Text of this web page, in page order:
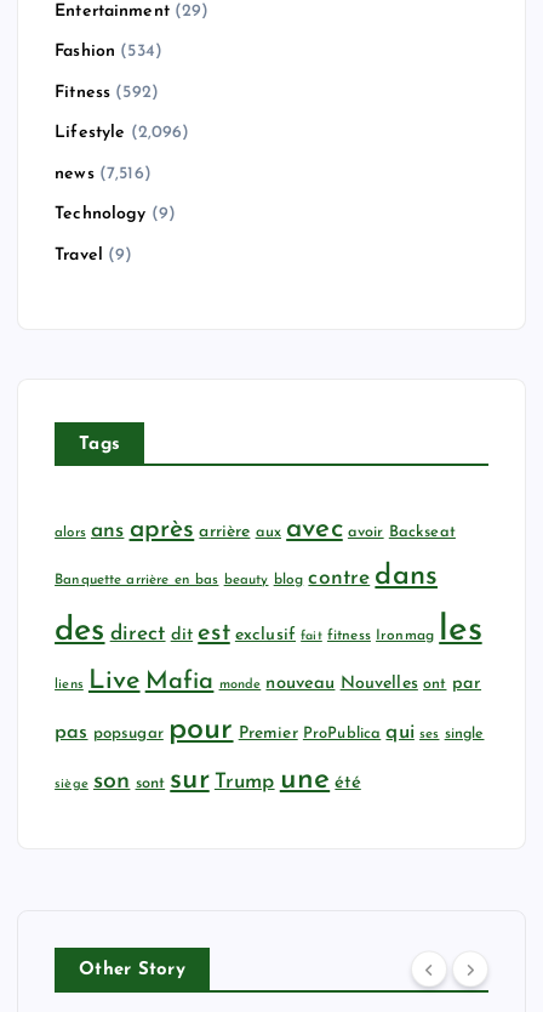
Entertainment(29)
Fashion (534)
Fitness (592)
Lifestyle (2,096)
news(7,516)
Technology (9)
Travel (9)
Tags
alors ans après arrière aux avec avoir Backseat
Banquette arrière en bas beauty blog contre dans
des direct dit est exclusif fait fitness Ironmag les
liens Live Mafia monde nouveau Nouvelles ont par
pas popsugar pour Premier ProPublica qui ses single
siège son sont sur Trump une été
Other Story